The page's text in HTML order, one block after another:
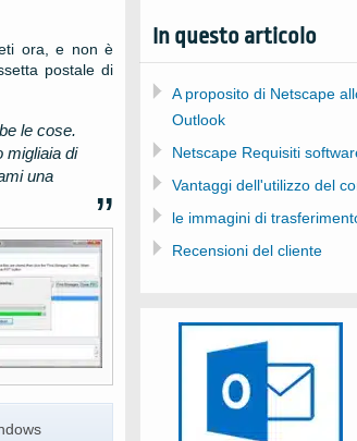
ora, e non è
postale di
le cose.
migliaia di
una
In questo articolo
A proposito di Netscape
Outlook
Netscape Requisiti
Vantaggi dell'utilizzo del
le immagini di
Recensioni del cliente